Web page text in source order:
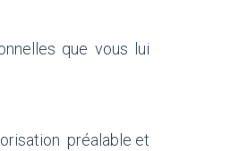
que vous lui
préalable et